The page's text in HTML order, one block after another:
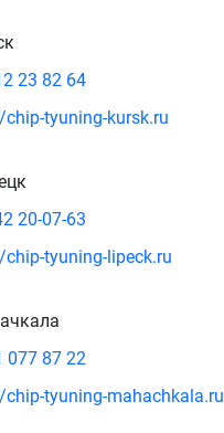
23 82 64
tyuning-kursk.ru
20-07-63
tyuning-lipeck.ru
077 87 22
tyuning-mahachkala.ru